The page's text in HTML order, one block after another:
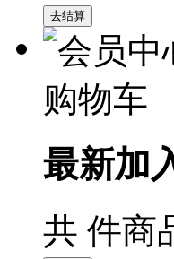
购物车
最新加
共 件商